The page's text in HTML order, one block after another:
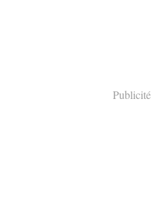
Publicité